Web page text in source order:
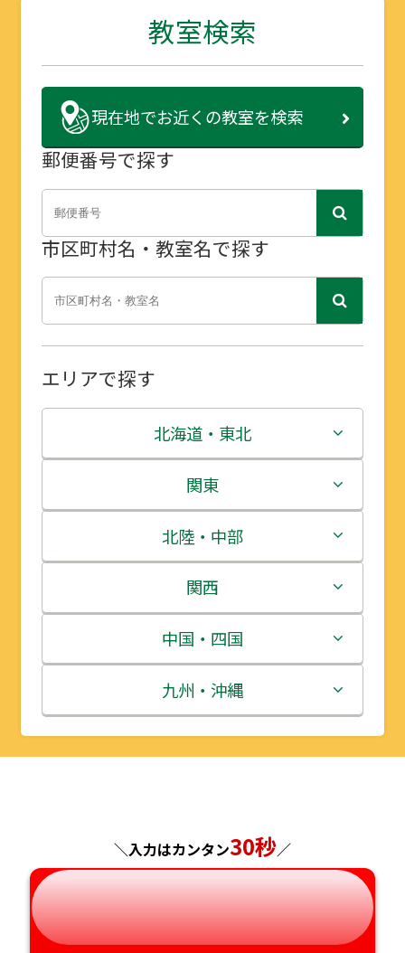
教室検索
現在地でお近くの教室を検索
郵便番号で探す
市区町村名・教室名で探す
エリアで探す
北海道・東北
北海道
青森県
岩手県
宮城県
秋田県
山形県
関東
茨城県
栃木県
群馬県
埼玉県
千葉県
神奈川県
北陸・中部
新潟県
富山県
石川県
福井県
岐阜県
静岡県
関西
三重県
滋賀県
京都府
兵庫県
奈良県
和歌山県
中国・四国
鳥取県
島根県
広島県
山口県
徳島県
九州・沖縄
福岡県
長崎県
熊本県
大分県
＼入力はカンタン30秒／